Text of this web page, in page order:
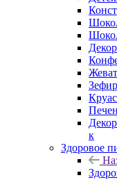
к
Здоровое